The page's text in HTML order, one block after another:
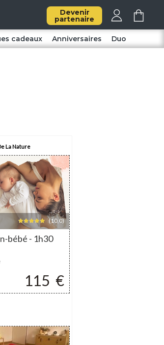
Devenir
partenaire
cadeaux Anniversaires Duo
La Nature
(10,0)
bébé - 1h30
115 €